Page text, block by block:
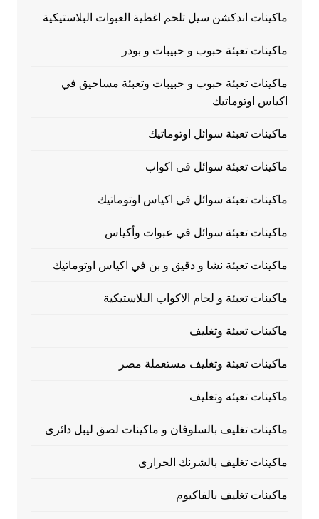
ماكينات اندكشن سيل تلحم اغطية العبوات البلاستيكية
ماكينات تعبئة حبوب و حبيبات و بودر
ماكينات تعبئة حبوب و حبيبات وتعبئة مساحيق في
اكياس اوتوماتيك
ماكينات تعبئة سوائل اوتوماتيك
ماكينات تعبئة سوائل في اكواب
ماكينات تعبئة سوائل في اكياس اوتوماتيك
ماكينات تعبئة سوائل في عبوات وأكياس
ماكينات تعبئة نشا و دقيق و بن في اكياس اوتوماتيك
ماكينات تعبئة و لحام الاكواب البلاستيكية
ماكينات تعبئة وتغليف
ماكينات تعبئة وتغليف مستعملة مصر
ماكينات تعبئه وتغليف
ماكينات تغليف بالسلوفان و ماكينات لصق ليبل دائرى
ماكينات تغليف بالشرنك الحرارى
ماكينات تغليف بالفاكيوم